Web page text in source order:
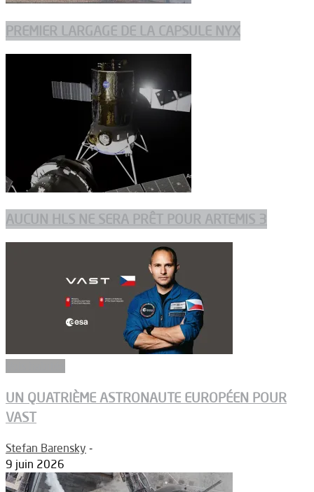
PREMIER LARGAGE DE LA CAPSULE NYX
AUCUN HLS NE SERA PRÊT POUR ARTEMIS 3
UN QUATRIÈME ASTRONAUTE EUROPÉEN POUR
VAST
Stefan Barensky -
9 juin 2026